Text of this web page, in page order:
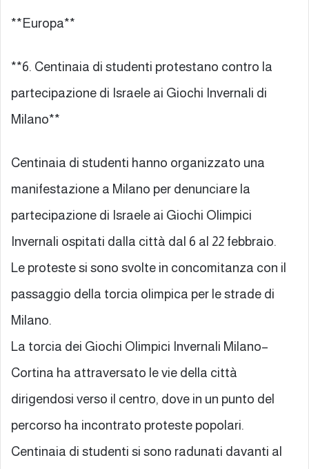
**Europa**
**6. Centinaia di studenti protestano contro la
partecipazione di Israele ai Giochi Invernali di
Milano**
Centinaia di studenti hanno organizzato una
manifestazione a Milano per denunciare la
partecipazione di Israele ai Giochi Olimpici
Invernali ospitati dalla città dal 6 al 22 febbraio.
Le proteste si sono svolte in concomitanza con il
passaggio della torcia olimpica per le strade di
Milano.
La torcia dei Giochi Olimpici Invernali Milano–
Cortina ha attraversato le vie della città
dirigendosi verso il centro, dove in un punto del
percorso ha incontrato proteste popolari.
Centinaia di studenti si sono radunati davanti al